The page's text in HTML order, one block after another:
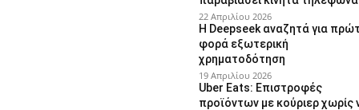
22 Απριλίου 2026
Η Deepseek αναζητά για
φορά εξωτερική
χρηματοδότηση
19 Απριλίου 2026
Uber Eats: Επιστροφές
προϊόντων με κούριερ χωρίς